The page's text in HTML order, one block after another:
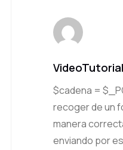
$cadena =
recoger de un
manera
enviando por